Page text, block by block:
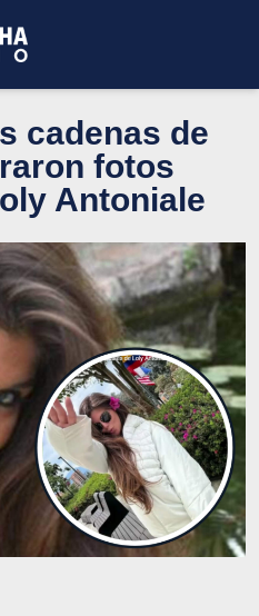
cadenas de
fotos
Antoniale